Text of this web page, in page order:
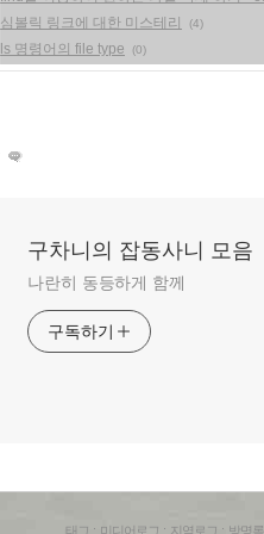
심볼릭 링크에 대한 미스테리 (4)
ls 명령어의 file type (0)
구차니의 잡동사니 모음
나란히 동등하게 함께
구독하기
태그 : 미디어로그 : 지역로그 : 방명록